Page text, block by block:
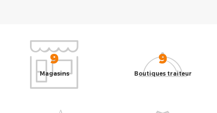
9
Magasins
9
Boutiques traiteur